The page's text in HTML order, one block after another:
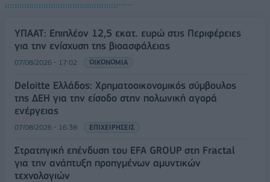
ΥΠΑΑΤ: Επιπλέον 12,5 εκατ. ευρώ στις Περιφέρειες
για την ενίσχυση της βιοασφάλειας
07/08/2026 - 17:02 ΟΙΚΟΝΟΜΙΑ
Deloitte Ελλάδος: Χρηματοοικονομικός σύμβουλος
της ΔΕΗ για την είσοδο στην πολωνική αγορά
ενέργειας
07/08/2026 - 16:38 ΕΠΙΧΕΙΡΗΣΕΙΣ
Στρατηγική επένδυση του EFA GROUP στη Fractal
για την ανάπτυξη προηγμένων αμυντικών
τεχνολογιών